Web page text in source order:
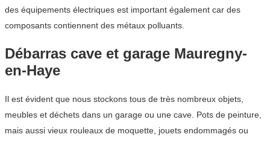
des équipements électriques est important également car des
composants contiennent des métaux polluants.
Débarras cave et garage Mauregny-
en-Haye
Il est évident que nous stockons tous de très nombreux objets,
meubles et déchets dans un garage ou une cave. Pots de peinture,
mais aussi vieux rouleaux de moquette, jouets endommagés ou